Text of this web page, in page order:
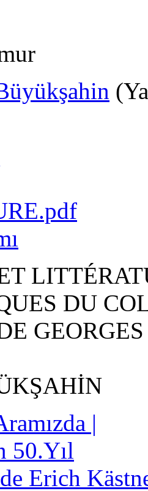
DU
GEORGES